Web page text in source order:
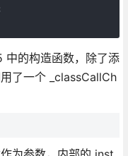
中的构造函数，除了添
了一个 _classCallCh